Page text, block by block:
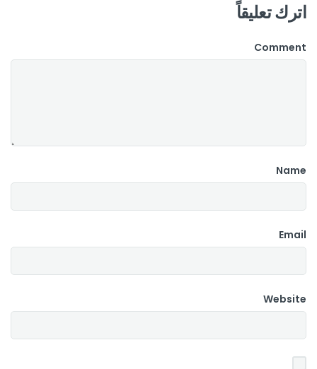
اترك تعليقاً
Comment
Name
Email
Website